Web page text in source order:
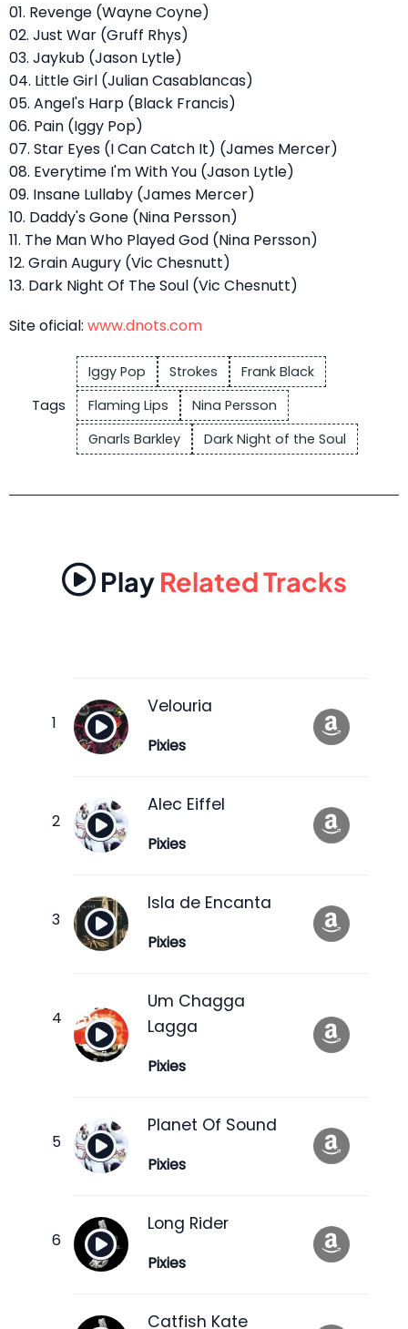
01. Revenge (Wayne Coyne)
02. Just War (Gruff Rhys)
03. Jaykub (Jason Lytle)
04. Little Girl (Julian Casablancas)
05. Angel's Harp (Black Francis)
06. Pain (Iggy Pop)
07. Star Eyes (I Can Catch It) (James Mercer)
08. Everytime I'm With You (Jason Lytle)
09. Insane Lullaby (James Mercer)
10. Daddy's Gone (Nina Persson)
11. The Man Who Played God (Nina Persson)
12. Grain Augury (Vic Chesnutt)
13. Dark Night Of The Soul (Vic Chesnutt)
Site oficial: www.dnots.com
Tags
Iggy Pop Strokes
Frank Black
Flaming Lips
Nina Persson
Gnarls Barkley
Dark Night of the Soul
PlayRelated Tracks
Velouria
Pixies
Alec Eiffel
Pixies
Isla de Encanta
Pixies
Um Chagga
Lagga
Pixies
Planet Of Sound
Pixies
Long Rider
Pixies
Catfish Kate